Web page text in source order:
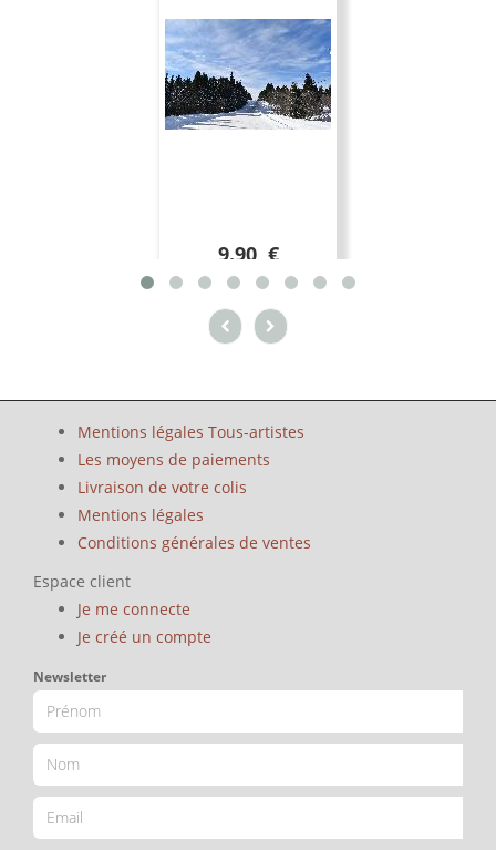
9.90 €
Mentions légales Tous-artistes
Les moyens de paiements
Livraison de votre colis
Mentions légales
Conditions générales de ventes
Espace client
Je me connecte
Je créé un compte
Newsletter